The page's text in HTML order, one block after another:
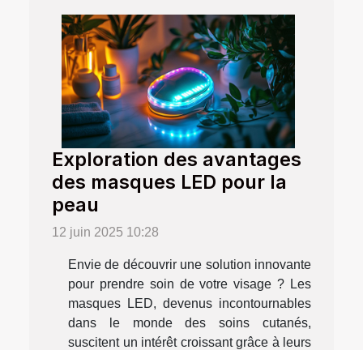
Exploration des avantages
des masques LED pour la
peau
12 juin 2025 10:28
Envie de découvrir une solution innovante
pour prendre soin de votre visage ? Les
masques LED, devenus incontournables
dans le monde des soins cutanés,
suscitent un intérêt croissant grâce à leurs